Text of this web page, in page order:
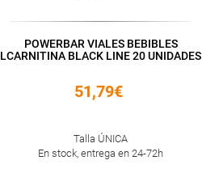
POWERBAR VIALES BEBIBLES
LCARNITINA BLACK LINE 20 UNIDADES
51,79€
Talla ÚNICA
En stock, entrega en 24-72h